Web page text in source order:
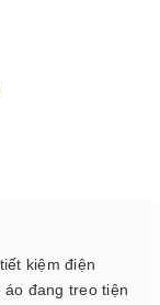
kiệm điện
đang treo tiện